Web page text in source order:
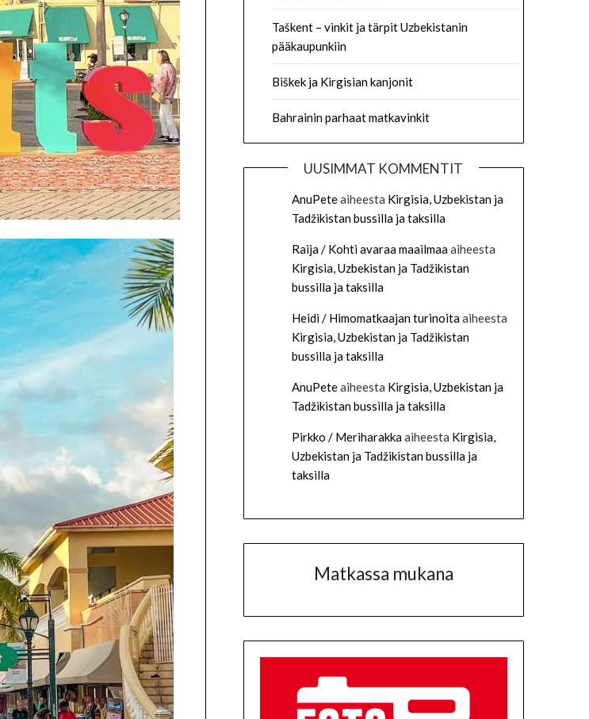
Taškent – vinkit ja tärpit Uzbekistanin
pääkaupunkiin
Biškek ja Kirgisian kanjonit
Bahrainin parhaat matkavinkit
UUSIMMAT KOMMENTIT
AnuPeteaiheesta Kirgisia, Uzbekistan ja
Tadžikistan bussilla ja taksilla
Raija / Kohti avaraa maailmaaaiheesta
Kirgisia, Uzbekistan ja Tadžikistan
bussilla ja taksilla
Heidi / Himomatkaajan turinoitaaiheesta
Kirgisia, Uzbekistan ja Tadžikistan
bussilla ja taksilla
AnuPeteaiheesta Kirgisia, Uzbekistan ja
Tadžikistan bussilla ja taksilla
Pirkko / Meriharakkaaiheesta Kirgisia,
Uzbekistan ja Tadžikistan bussilla ja
taksilla
Matkassa mukana